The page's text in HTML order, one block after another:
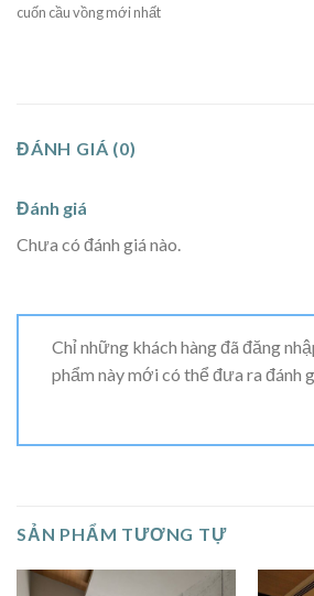
cuốn cầu vồng mới nhất
ĐÁNH GIÁ (0)
Đánh giá
Chưa có đánh giá nào.
Chỉ những khách hàng đã đăng
phẩm này mới có thể đưa ra đánh
SẢN PHẨM TƯƠNG TỰ